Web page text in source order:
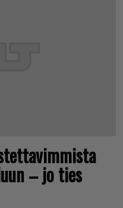
– jo ties